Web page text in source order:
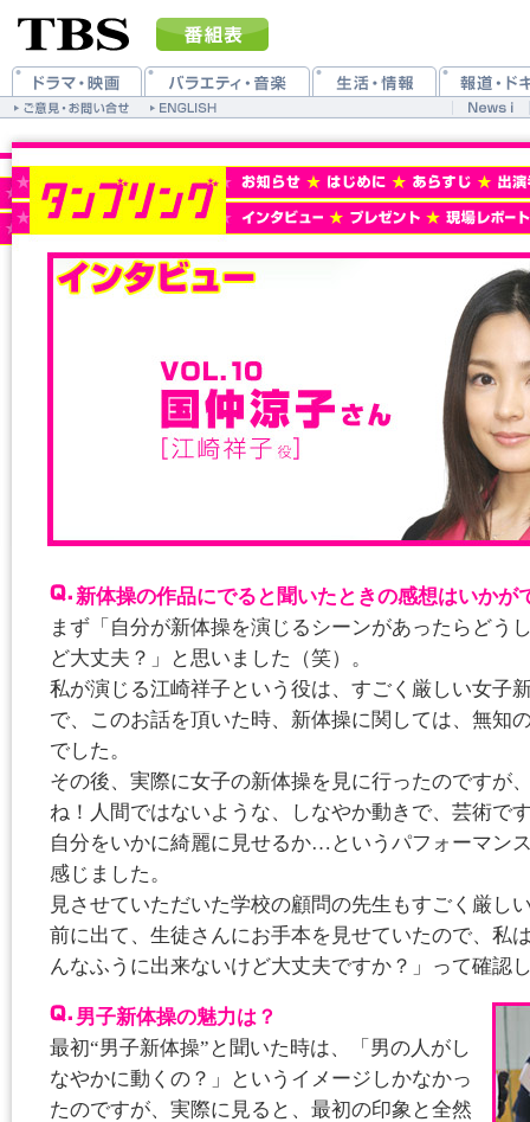
新体操の作品にでると聞いたときの感想はいかが
まず「自分が新体操を演じるシーンがあったらどう
ど大丈夫？」と思いました（笑）。
私が演じる江崎祥子という役は、すごく厳しい女子
で、このお話を頂いた時、新体操に関しては、無知
でした。
その後、実際に女子の新体操を見に行ったのですが
ね！人間ではないような、しなやか動きで、芸術で
自分をいかに綺麗に見せるか…というパフォーマン
感じました。
見させていただいた学校の顧問の先生もすごく厳し
前に出て、生徒さんにお手本を見せていたので、私
んなふうに出来ないけど大丈夫ですか？」って確認
男子新体操の魅力は？
最初“男子新体操”と聞いた時は、「男の人がし
なやかに動くの？」というイメージしかなかっ
たのですが、実際に見ると、最初の印象と全然